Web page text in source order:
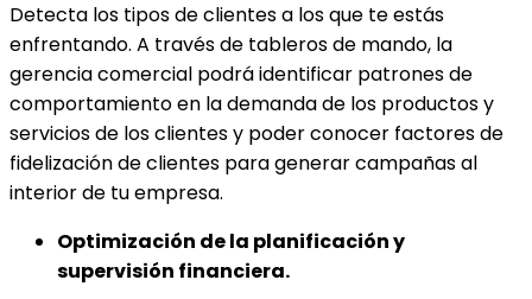
Detecta los tipos de clientes a los que te estás
enfrentando. A través de tableros de mando, la
gerencia comercial podrá identificar patrones de
comportamiento en la demanda de los productos y
servicios de los clientes y poder conocer factores de
fidelización de clientes para generar campañas al
interior de tu empresa.
Optimización de la planificación y
supervisión financiera.